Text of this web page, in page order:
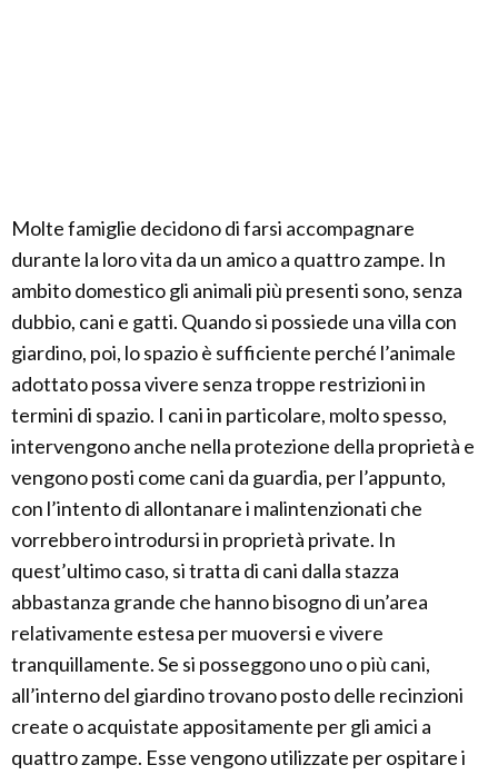
Molte famiglie decidono di farsi accompagnare
durante la loro vita da un amico a quattro zampe. In
ambito domestico gli animali più presenti sono, senza
dubbio, cani e gatti. Quando si possiede una villa con
giardino, poi, lo spazio è sufficiente perché l’animale
adottato possa vivere senza troppe restrizioni in
termini di spazio. I cani in particolare, molto spesso,
intervengono anche nella protezione della proprietà e
vengono posti come cani da guardia, per l’appunto,
con l’intento di allontanare i malintenzionati che
vorrebbero introdursi in proprietà private. In
quest’ultimo caso, si tratta di cani dalla stazza
abbastanza grande che hanno bisogno di un’area
relativamente estesa per muoversi e vivere
tranquillamente. Se si posseggono uno o più cani,
all’interno del giardino trovano posto delle recinzioni
create o acquistate appositamente per gli amici a
quattro zampe. Esse vengono utilizzate per ospitare i